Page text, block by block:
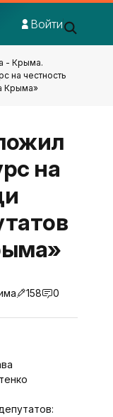
Войти
- Крыма.
на честность
Крыма»
на
158 0